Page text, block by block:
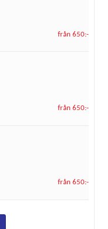
från 650:-
från 650:-
från 650:-